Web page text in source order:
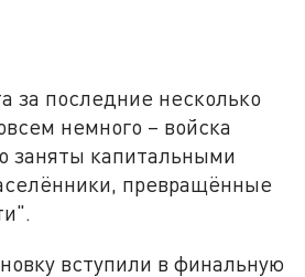
за последние несколько
немного – войска
заняты капитальными
превращённые
вступили в финальную